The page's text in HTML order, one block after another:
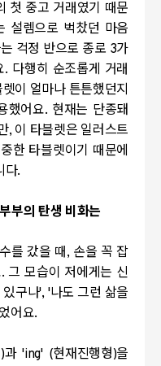
첫 중고 거래였기 때문
설렘으로 벅찼던 마음
걱정 반으로 종로 3가
. 다행히 순조롭게 거래
이 얼마나 튼튼했던지
했어요. 현재는 단종돼
, 이 타블렛은 일러스트
한 타블렛이기 때문에
다.
부의 탄생 비화는
를 갔을 때, 손을 꼭 잡
. 그 모습이 저에게는 신
있구나', '나도 그런 삶을
어요.
)과'ing' (현재진행형)을